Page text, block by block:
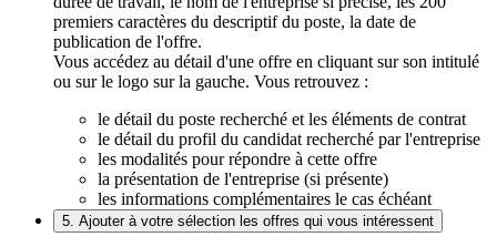
premiers caractères du descriptif du poste, la date de
publication de l'offre.
Vous accédez au détail d'une offre en cliquant sur son intitulé
ou sur le logo sur la gauche. Vous retrouvez :
le détail du poste recherché et les éléments de contrat
le détail du profil du candidat recherché par l'entreprise
les modalités pour répondre à cette offre
la présentation de l'entreprise (si présente)
les informations complémentaires le cas échéant
5. Ajouter à votre sélection les offres qui vous intéressent